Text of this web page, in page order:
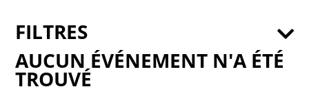
AUCUN ÉVÉNEMENT N'A ÉTÉ
TROUVÉ
FILTRES